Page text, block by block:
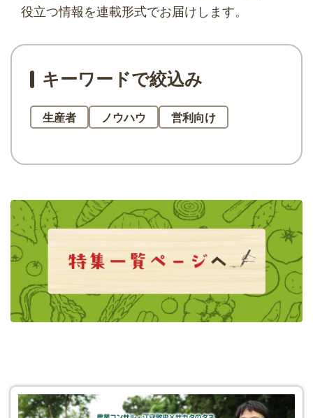
役立つ情報を連載形式でお届けします。
キーワードで絞込み
生産者 ノウハウ 営利向け